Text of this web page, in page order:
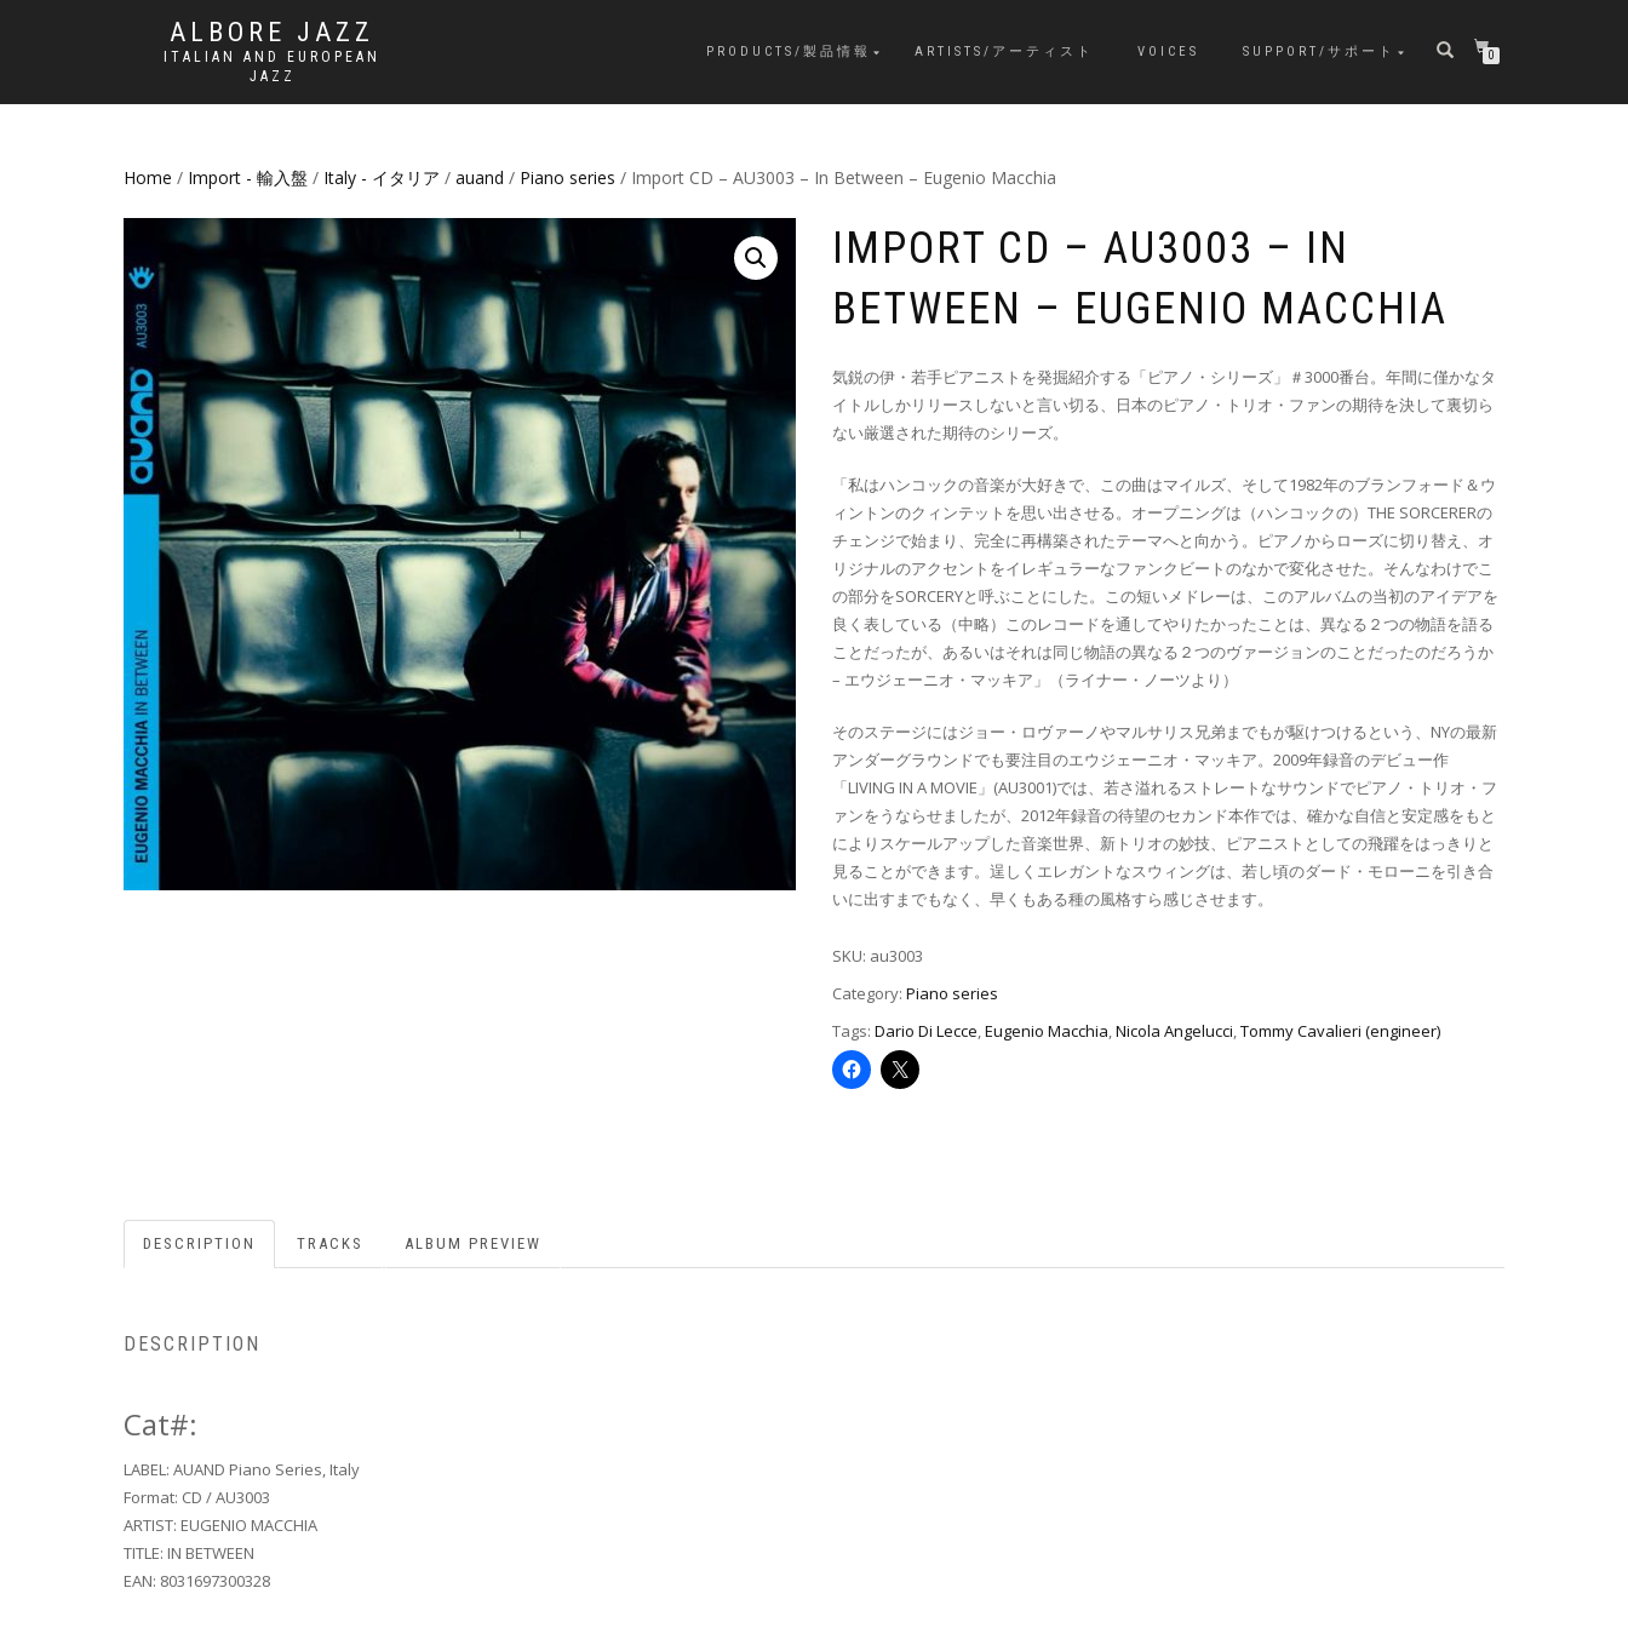
ALBORE JAZZ
ITALIAN AND EUROPEAN
JAZZ
PRODUCTS/製品情報 ARTISTS/アーティスト VOICES SUPPORT/サポート 0
Home / Import - 輸入盤 / Italy - イタリア / auand / Piano series / Import CD – AU3003 – In Between – Eugenio Macchia
IMPORT CD – AU3003 – IN
BETWEEN – EUGENIO MACCHIA
気鋭の伊・若手ピアニストを発掘紹介する「ピアノ・シリーズ」＃3000番台。年間に僅かなタ
イトルしかリリースしないと言い切る、日本のピアノ・トリオ・ファンの期待を決して裏切ら
ない厳選された期待のシリーズ。
「私はハンコックの音楽が大好きで、この曲はマイルズ、そして1982年のブランフォード＆ウ
ィントンのクィンテットを思い出させる。オープニングは（ハンコックの）THE SORCERERの
チェンジで始まり、完全に再構築されたテーマへと向かう。ピアノからローズに切り替え、オ
リジナルのアクセントをイレギュラーなファンクビートのなかで変化させた。そんなわけでこ
の部分をSORCERYと呼ぶことにした。この短いメドレーは、このアルバムの当初のアイデアを
良く表している（中略）このレコードを通してやりたかったことは、異なる２つの物語を語る
ことだったが、あるいはそれは同じ物語の異なる２つのヴァージョンのことだったのだろうか
– エウジェーニオ・マッキア」（ライナー・ノーツより）
そのステージにはジョー・ロヴァーノやマルサリス兄弟までもが駆けつけるという、NYの最新
アンダーグラウンドでも要注目のエウジェーニオ・マッキア。2009年録音のデビュー作
「LIVING IN A MOVIE」(AU3001)では、若さ溢れるストレートなサウンドでピアノ・トリオ・フ
ァンをうならせましたが、2012年録音の待望のセカンド本作では、確かな自信と安定感をもと
によりスケールアップした音楽世界、新トリオの妙技、ピアニストとしての飛躍をはっきりと
見ることができます。逞しくエレガントなスウィングは、若し頃のダード・モローニを引き合
いに出すまでもなく、早くもある種の風格すら感じさせます。
SKU: au3003
Category: Piano series
Tags: Dario Di Lecce,Eugenio Macchia,Nicola Angelucci,Tommy Cavalieri (engineer)
DESCRIPTION TRACKS ALBUM PREVIEW
DESCRIPTION
Cat#:
LABEL: AUAND Piano Series, Italy
Format: CD / AU3003
ARTIST: EUGENIO MACCHIA
TITLE: IN BETWEEN
EAN: 8031697300328